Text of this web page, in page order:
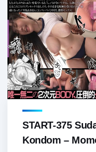
START-375
Kondom –